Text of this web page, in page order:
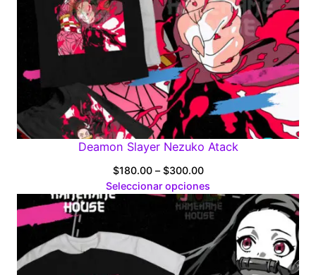
Deamon Slayer Nezuko Atack
$180.00 – $300.00Price
range:
$180.00
through
$300.00
Seleccionar opciones